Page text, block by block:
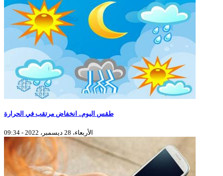
طقس اليوم.. انخفاض مرتقب في الحرارة
الأربعاء، 28 ديسمبر، 2022 - 09:34